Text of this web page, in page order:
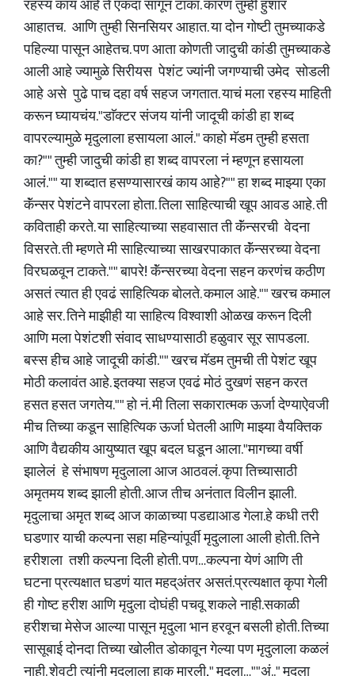
रहस्य काय आहे ते एकदा सांगून टाका. कारण तुम्ही हुशार
आहातच. आणि तुम्ही सिनसियर आहात. या दोन गोष्टी तुमच्याकडे
पहिल्या पासून आहेतच. पण आता कोणती जादुची कांडी तुमच्याकडे
आली आहे ज्यामुळे सिरीयस पेशंट ज्यांनी जगण्याची उमेद सोडली
आहे असे पुढे पाच दहा वर्ष सहज जगतात. याचं मला रहस्य माहिती
करून घ्यायचंय."डाॅक्टर संजय यांनी जादूची कांडी हा शब्द
वापरल्यामुळे मृदुलाला हसायला आलं." काहो मॅडम तुम्ही हसता
का?"" तुम्ही जादुची कांडी हा शब्द वापरला नं म्हणून हसायला
आलं."" या शब्दात हसण्यासारखं काय आहे?"" हा शब्द माझ्या एका
कॅंन्सर पेशंटने वापरला होता. तिला साहित्याची खूप आवड आहे. ती
कविताही करते. या साहित्याच्या सहवासात ती कॅंन्सरची वेदना
विसरते. ती म्हणते मी साहित्याच्या साखरपाकात कॅंन्सरच्या वेदना
विरघळवून टाकते."" बापरे! कॅंन्सरच्या वेदना सहन करणंच कठीण
असतं त्यात ही एवढं साहित्यिक बोलते. कमाल आहे."" खरच कमाल
आहे सर. तिने माझीही या साहित्य विश्वाशी ओळख करून दिली
आणि मला पेशंटशी संवाद साधण्यासाठी हळुवार सूर सापडला.
बस्स हीच आहे जादूची कांडी."" खरच मॅडम तुमची ती पेशंट खूप
मोठी कलावंत आहे. इतक्या सहज एवढं मोठं दुखणं सहन करत
हसत हसत जगतेय."" हो नं. मी तिला सकारात्मक ऊर्जा देण्याऐवजी
मीच तिच्या कडून साहित्यिक ऊर्जा घेतली आणि माझ्या वैयक्तिक
आणि वैद्यकीय आयुष्यात खूप बदल घडून आला."मागच्या वर्षी
झालेलं हे संभाषण मृदुलाला आज आठवलं. कृपा तिच्यासाठी
अमृतमय शब्द झाली होती. आज तीच अनंतात विलीन झाली.
मृदुलाचा अमृत शब्द आज काळाच्या पडद्याआड गेला.हे कधी तरी
घडणार याची कल्पना सहा महिन्यांपूर्वी मृदुलाला आली होती. तिने
हरीशला तशी कल्पना दिली होती. पण…कल्पना येणं आणि ती
घटना प्रत्यक्षात घडणं यात महद्अंतर असतं.प्रत्यक्षात कृपा गेली
ही गोष्ट हरीश आणि मृदुला दोघंही पचवू शकले नाही.सकाळी
हरीशचा मेसेज आल्या पासून मृदुला भान हरवून बसली होती. तिच्या
सासूबाई दोनदा तिच्या खोलीत डोकावून गेल्या पण मृदुलाला कळलं